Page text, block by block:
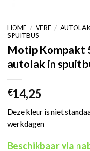
HOME / VERF / AUTOLAK
SPUITBUS
Motip Kompakt
autolak in
€14,25
Deze kleur is niet
werkdagen
Beschikbaar via